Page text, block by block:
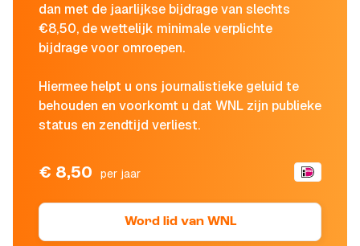
dan met de jaarlijkse bijdrage van slechts
€8,50, de wettelijk minimale verplichte
bijdrage voor omroepen.
Hiermee helpt u ons journalistieke geluid te
behouden en voorkomt u dat WNL zijn publieke
status en zendtijd verliest.
€ 8,50 per jaar
Word lid van WNL